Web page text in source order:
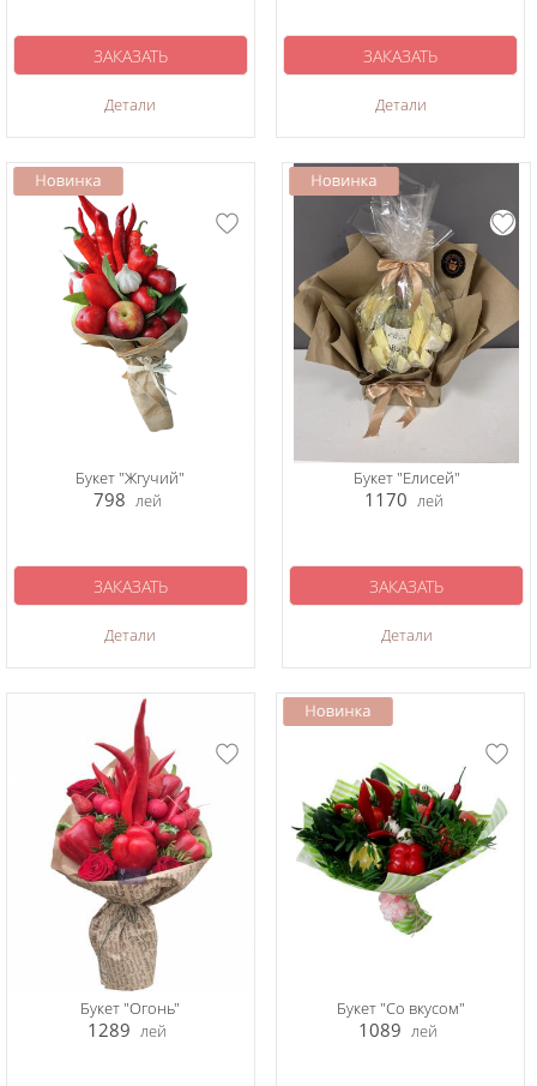
Детали
ЗАКАЗАТЬ
Детали
ЗАКАЗАТЬ
Букет "Жгучий"
798 лей
Детали
ЗАКАЗАТЬ
Букет "Елисей"
1170 лей
Детали
ЗАКАЗАТЬ
Букет "Огонь"
1289 лей
Букет "Со вкусом"
1089 лей